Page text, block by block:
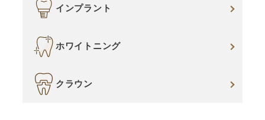
インプラント
ホワイトニング
クラウン